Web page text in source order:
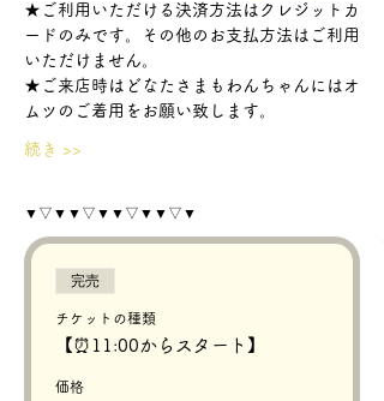
★ご利用いただける決済方法はクレジットカ
ードのみです。その他のお支払方法はご利用
いただけません。
★ご来店時はどなたさまもわんちゃんにはオ
ムツのご着用をお願い致します。
続き >>
▼▽▼▼▽▼▼▽▼▼▽▼
完売
チケットの種類
【⏰11:00からスタート】
価格